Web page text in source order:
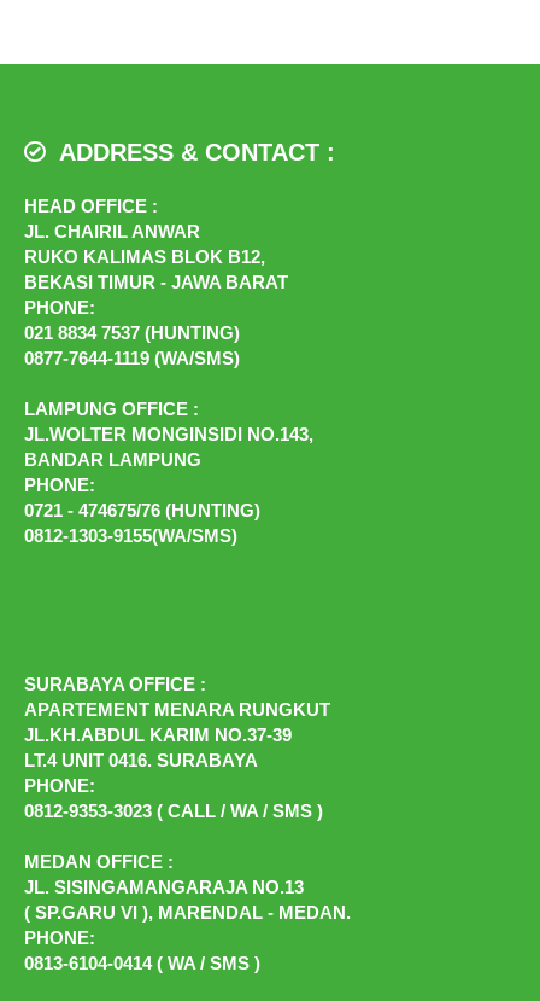
ADDRESS & CONTACT :
HEAD OFFICE :
JL. CHAIRIL ANWAR
RUKO KALIMAS BLOK B12,
BEKASI TIMUR - JAWA BARAT
PHONE:
021 8834 7537 (HUNTING)
0877-7644-1119 (WA/SMS)
LAMPUNG OFFICE :
JL.WOLTER MONGINSIDI NO.143,
BANDAR LAMPUNG
PHONE:
0721 - 474675/76 (HUNTING)
0812-1303-9155(WA/SMS)
SURABAYA OFFICE :
APARTEMENT MENARA RUNGKUT
JL.KH.ABDUL KARIM NO.37-39
LT.4 UNIT 0416. SURABAYA
PHONE:
0812-9353-3023 ( CALL / WA / SMS )
MEDAN OFFICE :
JL. SISINGAMANGARAJA NO.13
( SP.GARU VI ), MARENDAL - MEDAN.
PHONE:
0813-6104-0414 ( WA / SMS )